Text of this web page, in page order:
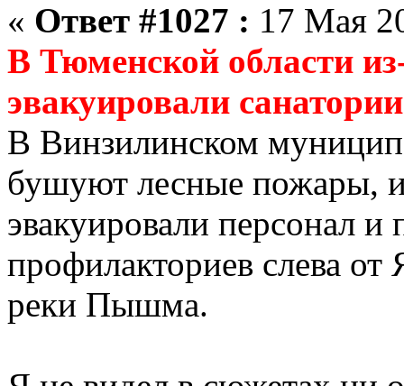
« Ответ #1027 : 17 Мая
В Тюменской области
эвакуировали санатории
В Винзилинском
бушуют лесные пожары,
эвакуировали персонал и
профилакториев слева от
реки Пышма.